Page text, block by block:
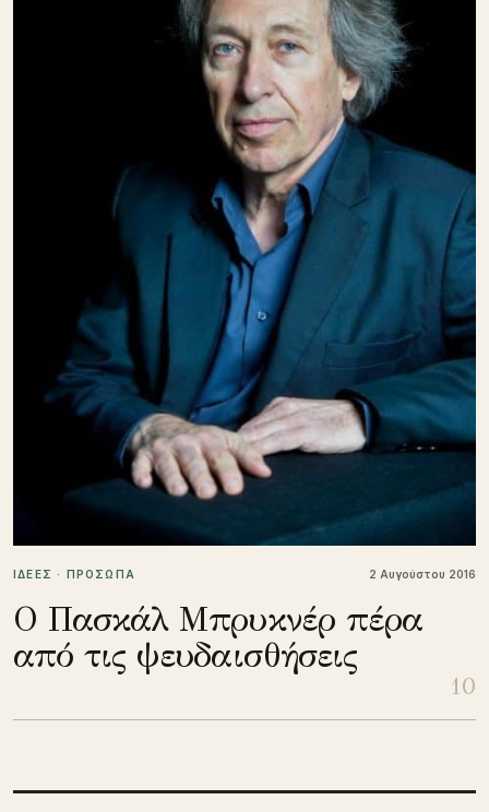
ΙΔΕΕΣ · ΠΡΟΣΩΠΑ 2 Αυγούστου 2016
Ο Πασκάλ Μπρυκνέρ πέρα
από τις ψευδαισθήσεις
10